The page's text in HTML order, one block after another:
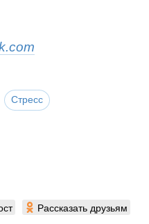
Стресс
Рассказать друзьям